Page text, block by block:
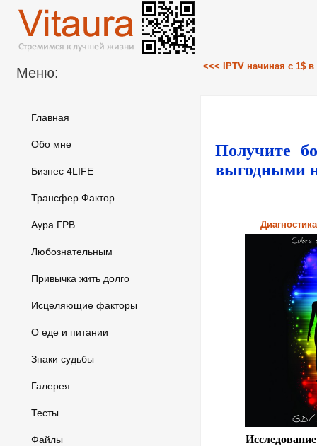
Меню:
Главная
Обо мне
Бизнес 4LIFE
Трансфер Фактор
Аура ГРВ
Любознательным
Привычка жить долго
Исцеляющие факторы
О еде и питании
Знаки судьбы
Галерея
Тесты
Файлы
<<< IPTV начиная с 1$
Получите
выгодными